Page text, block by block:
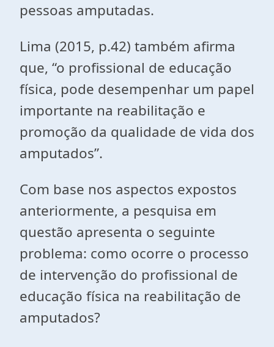
pessoas amputadas.
Lima (2015, p.42) também afirma
que, “o profissional de educação
física, pode desempenhar um papel
importante na reabilitação e
promoção da qualidade de vida dos
amputados”.
Com base nos aspectos expostos
anteriormente, a pesquisa em
questão apresenta o seguinte
problema: como ocorre o processo
de intervenção do profissional de
educação física na reabilitação de
amputados?